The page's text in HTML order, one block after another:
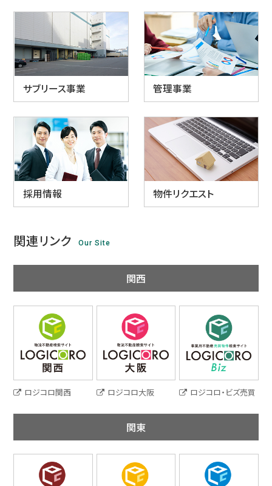
サブリース事業 管理事業
採用情報 物件リクエスト
関連リンク Our Site
関西
ロジコロ関西 ロジコロ大阪 ロジコロ・ビズ売買
関東